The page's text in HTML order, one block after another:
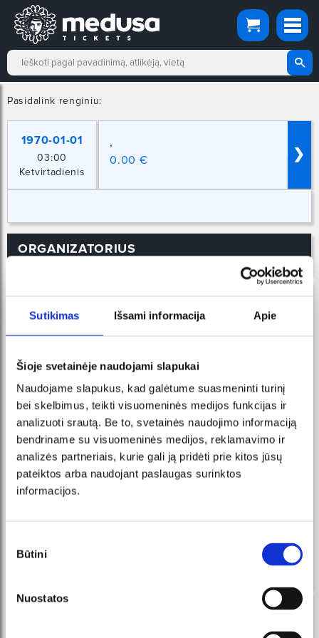
Sutikimas Išsami informacija Apie
Šioje svetainėje naudojami slapukai
Naudojame slapukus, kad galėtume suasmeninti turinį
bei skelbimus, teikti visuomeninės medijos funkcijas ir
analizuoti srautą. Be to, svetainės naudojimo informaciją
bendriname su visuomeninės medijos, reklamavimo ir
analizės partneriais, kurie gali ją pridėti prie kitos jūsų
pateiktos arba naudojant paslaugas surinktos
informacijos.
pasirinkimas
Būtini
Nuostatos
Pasidalink renginiu:
1970-01-01
03:00
Ketvirtadienis
,
0.00 €
❯
ORGANIZATORIUS